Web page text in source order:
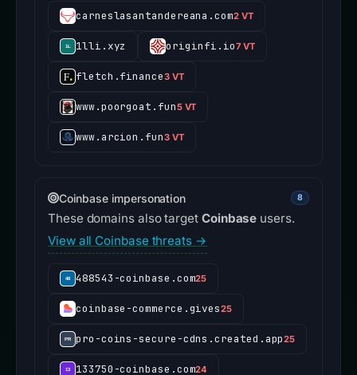
carneslasantandereana.com2 VT
1lli.xyz originfi.io7 VT
fletch.finance3 VT
www.poorgoat.fun5 VT
www.arcion.fun3 VT
Coinbase impersonation 8
These domains also target Coinbase users.
View all Coinbase threats →
488543-coinbase.com25
coinbase-commerce.gives25
pro-coins-secure-cdns.created.app25
133750-coinbase.com24